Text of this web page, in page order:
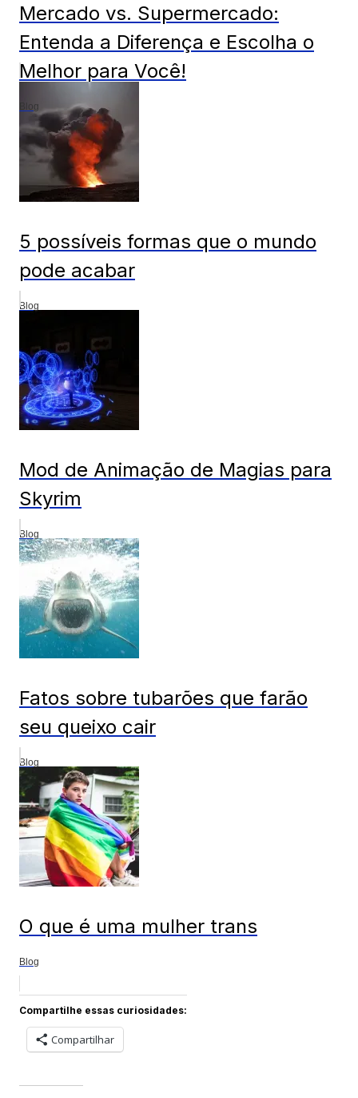
Mercado vs. Supermercado:
Entenda a Diferença e Escolha o
Melhor para Você!
Blog
5 possíveis formas que o mundo
pode acabar
Blog
Mod de Animação de Magias para
Skyrim
Blog
Fatos sobre tubarões que farão
seu queixo cair
Blog
O que é uma mulher trans
Blog
Compartilhe essas curiosidades:
Compartilhar